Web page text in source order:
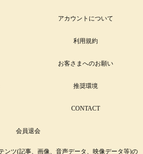
アカウントについて
利用規約
お客さまへのお願い
推奨環境
CONTACT
会員退会
ンツ(記事、画像、音声データ、映像データ等)の